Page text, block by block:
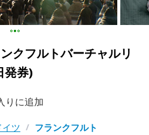
クフルトバーチャルリ
発券)
りに追加
イツ / フランクフルト